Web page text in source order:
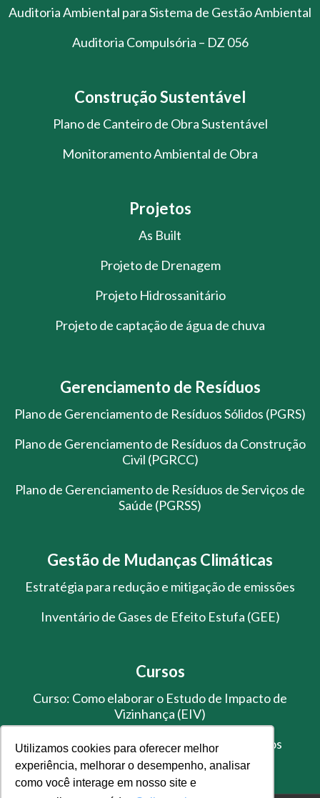
Utilizamos cookies para oferecer melhor
experiência, melhorar o desempenho, analisar
como você interage em nosso site e
Auditoria Ambiental para Sistema de Gestão Ambiental
Auditoria Compulsória – DZ 056
Construção Sustentável
Plano de Canteiro de Obra Sustentável
Monitoramento Ambiental de Obra
Projetos
As Built
Projeto de Drenagem
Projeto Hidrossanitário
Projeto de captação de água de chuva
Gerenciamento de Resíduos
Plano de Gerenciamento de Resíduos Sólidos (PGRS)
Plano de Gerenciamento de Resíduos da Construção
Civil (PGRCC)
Plano de Gerenciamento de Resíduos de Serviços de
Saúde (PGRSS)
Gestão de Mudanças Climáticas
Estratégia para redução e mitigação de emissões
Inventário de Gases de Efeito Estufa (GEE)
Cursos
Curso: Como elaborar o Estudo de Impacto de
Vizinhança (EIV)
Treinamento de Gestão de Resíduos Sólidos